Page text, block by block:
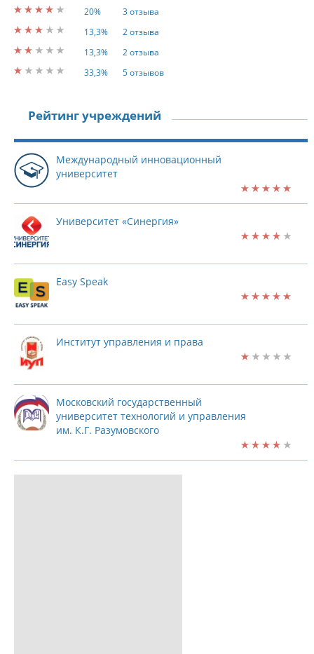
20%
3 отзыва
13,3%
2 отзыва
13,3%
2 отзыва
33,3%
5 отзывов
Рейтинг учреждений
Международный инновационный
университет
Университет «Синергия»
Easy Speak
Институт управления и права
Московский государственный
университет технологий и управления
им. К.Г. Разумовского